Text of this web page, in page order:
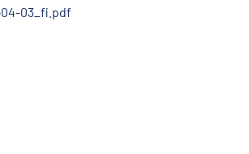
03_fi.pdf